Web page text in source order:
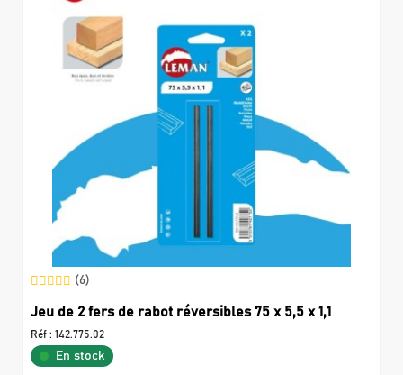
(6)
Jeu de 2 fers de rabot réversibles 75 x 5,5 x 1,1
Réf : 142.775.02
En stock